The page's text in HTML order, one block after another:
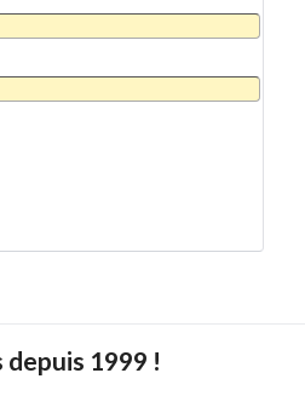
1999 !